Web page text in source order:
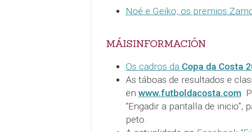
Noé e Geiko, os premios
MÁISINFORMACIÓN
Os cadros da Copa da Costa
As táboas de resultados e
en www.futboldacosta.com.
“Engadir a pantalla de inicio”,
peto.